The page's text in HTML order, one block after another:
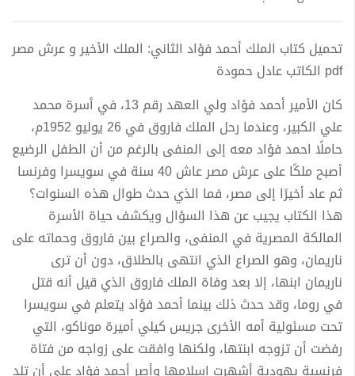
تحميل كتاب الملك أحمد فؤاد الثاني: الملك الأخير و عرش مصر
pdf الكاتب عادل حمودة
كان الأمير أحمد فؤاد ولي العهد رقم 13، في أسرة محمد
علي الكبير، وعندما رحل الملك فاروق في 26 يوليو 1952م،
حاملًا احمد فؤاد معه إلى المنفى بالرغم من أن الطفل الرضيع
أصبح ملكًا على عرش مصر عاش 40 سنة في سويسرا وفرنسا
ثم عاد أخيرًا إلى مصر، فما الذي حدث طوال هذه السنوات؟
هذا الكتاب يجيب عن هذا السؤال ويكشف حياة الأسرة
المالكة المصرية في المنفى، والصراع بين فاروق وحماته على
ناريمان، وهو الصراع الذي انتهى بالطلاق، دون أن ترى
ناريمان ابنها، إلا بعد وفاة الملك فاروق الذي قيل أنه قتل
في روما، وقد حدث ذلك بينما أحمد فؤاد يتعلم في سويسرا
تحت مسئولية أمه الأخرى جريس كيلي أميرة موناكو، التي
رفضت أن تزوجه ابنتها، ولكنها وافقت على زواجه من فتاة
فرنسية يهودية أشهرت إسلامها وأصر أحمد فؤاد على أن تلد